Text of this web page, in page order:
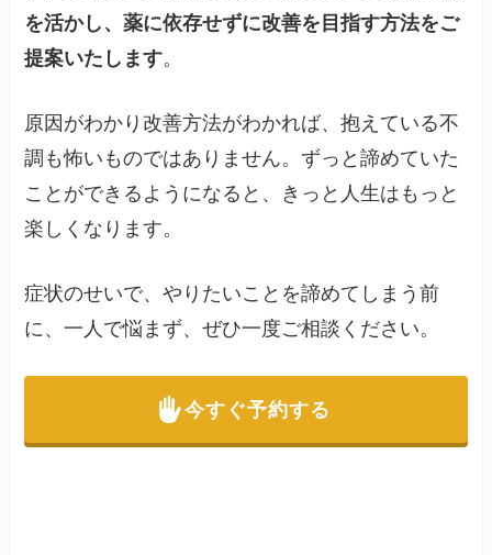
を活かし、薬に依存せずに改善を目指す方法をご
提案いたします。
原因がわかり改善方法がわかれば、抱えている不
調も怖いものではありません。ずっと諦めていた
ことができるようになると、きっと人生はもっと
楽しくなります。
症状のせいで、やりたいことを諦めてしまう前
に、一人で悩まず、ぜひ一度ご相談ください。
今すぐ予約する